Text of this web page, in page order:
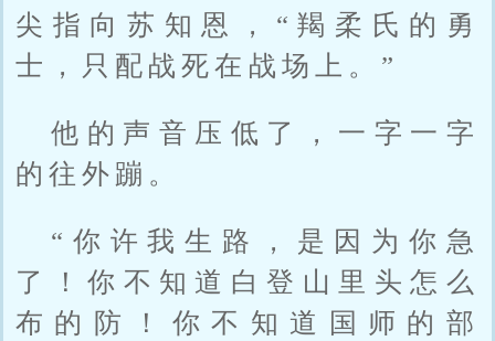
尖指向苏知恩，“羯柔氏的勇
士，只配战死在战场上。”
他的声音压低了，一字一字
的往外蹦。
“你许我生路，是因为你急
了！你不知道白登山里头怎么
布的防！你不知道国师的部